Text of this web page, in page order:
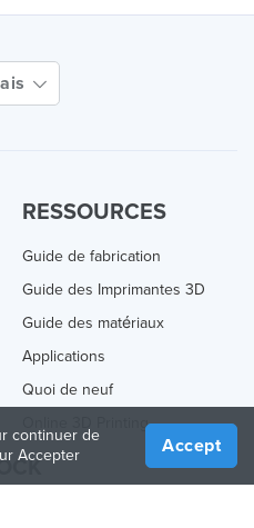
RESSOURCES
Guide de fabrication
Guide des Imprimantes 3D
Guide des matériaux
Applications
Quoi de neuf
Online 3D Printing
continuer de
Accepter
Accept